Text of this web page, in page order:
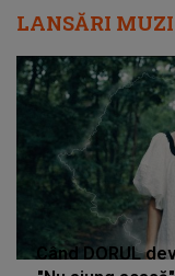
LANSĂRI
Când DORUL